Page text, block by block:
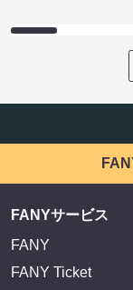
FANYサービス
FANY
FANY Ticket